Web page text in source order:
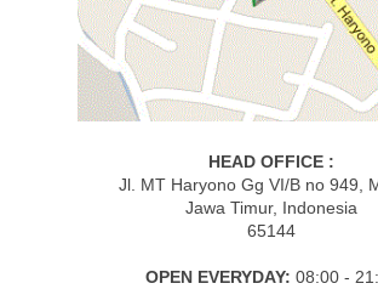
HEAD OFFICE :
Jl. MT Haryono Gg VI/B no 949,
Jawa Timur, Indonesia
65144
OPEN EVERYDAY: 08:00 -